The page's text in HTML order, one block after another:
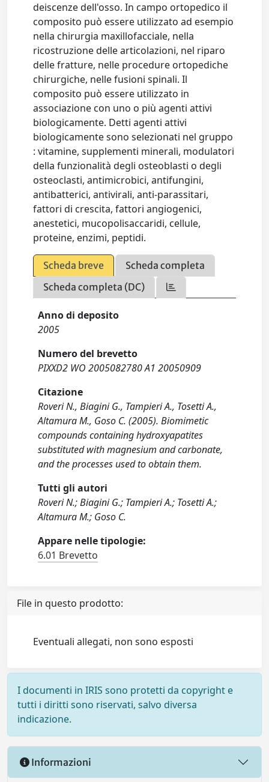
deiscenze dell'osso. In campo ortopedico il
composito può essere utilizzato ad esempio
nella chirurgia maxillofacciale, nella
ricostruzione delle articolazioni, nel riparo
delle fratture, nelle procedure ortopediche
chirurgiche, nelle fusioni spinali. Il
composito può essere utilizzato in
associazione con uno o più agenti attivi
biologicamente. Detti agenti attivi
biologicamente sono selezionati nel gruppo
: vitamine, supplementi minerali, modulatori
della funzionalità degli osteoblasti o degli
osteoclasti, antimicrobici, antifungini,
antibatterici, antivirali, anti-parassitari,
fattori di crescita, fattori angiogenici,
anestetici, mucopolisaccaridi, cellule,
proteine, enzimi, peptidi.
Scheda breve
Scheda completa
Scheda completa (DC)
Anno di deposito
2005
Numero del brevetto
PIXXD2 WO 2005082780 A1 20050909
Citazione
Roveri N., Biagini G., Tampieri A., Tosetti A.,
Altamura M., Goso C. (2005). Biomimetic
compounds containing hydroxyapatites
substituted with magnesium and carbonate,
and the processes used to obtain them.
Tutti gli autori
Roveri N.; Biagini G.; Tampieri A.; Tosetti A.;
Altamura M.; Goso C.
Appare nelle tipologie:
6.01 Brevetto
File in questo prodotto:
Eventuali allegati, non sono esposti
I documenti in IRIS sono protetti da copyright e
tutti i diritti sono riservati, salvo diversa
indicazione.
Informazioni